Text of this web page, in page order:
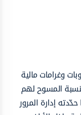
وغرامات مالية
المسوح لهم
إدارة المرور